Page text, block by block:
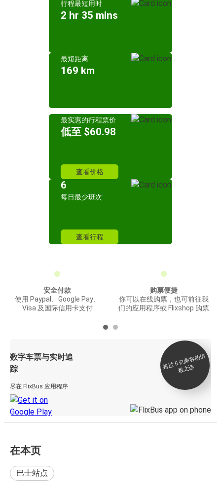
行程最短用时
2 hr 35 mins
最短距离
169 km
最实惠的行程票价
低至 $60.98
查看价格
6
每日最少班次
查看行程
安全付款
使用 Paypal、Google Pay、
Visa 及国际信用卡支付
购票便捷
你可以在线购票，也可前往我
们的应用程序或 Flixshop 购票
数字车票与实时追
踪
尽在 FlixBus 应用程序
超
过 5
亿
乘
客
的
信
赖
之
选
在本页
巴士站点